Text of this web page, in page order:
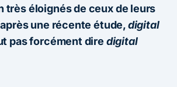
très éloignés de ceux de leurs
une récente étude,digital
pas forcément dire digital